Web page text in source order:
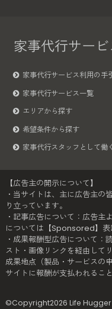
家事代行サービ
家事代行サービス利用の手
家事代行サービス一覧
エリアから探す
希望条件から探す
家事代行スタッフとして働く
【広告主の開示について】
・当サイトは、主に広告主
り立っています。
・記事広告について：広告
については【Sponsored】表
・成果報酬型広告について：
スト・画像リンクを経由して
成果地点（製品・サービスの
サイトに報酬が支払われるこ
©Copyright2026Life Hugger